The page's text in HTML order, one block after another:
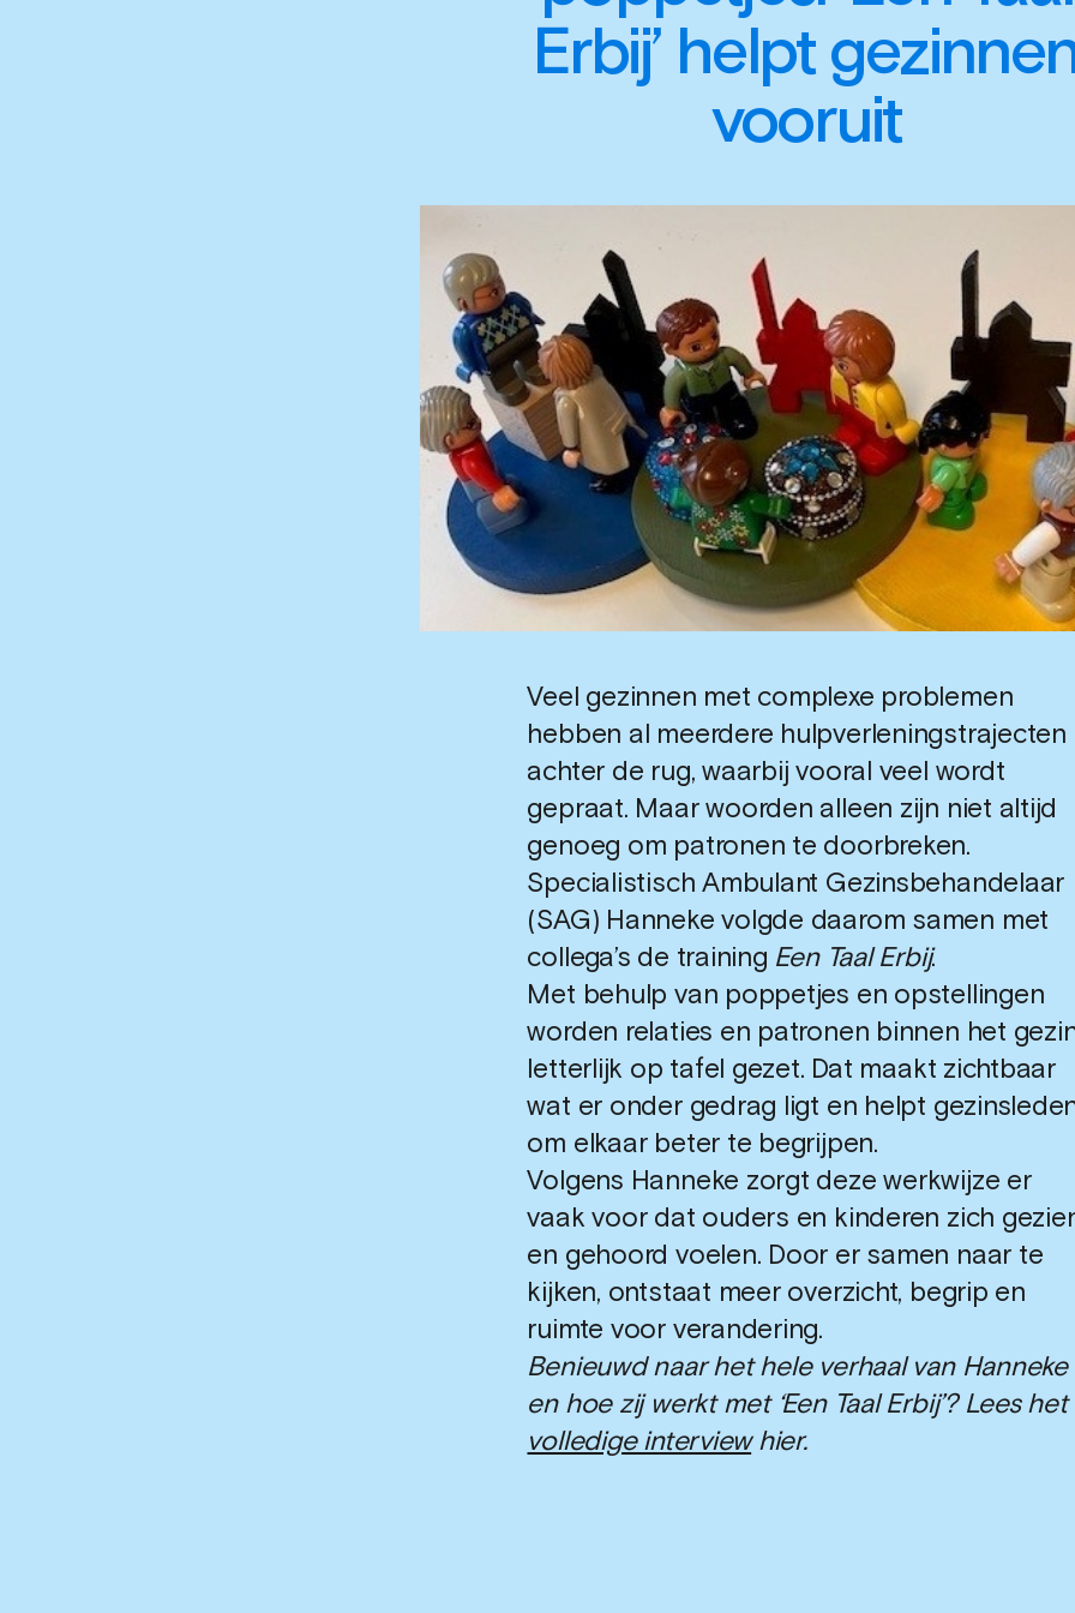
Erbij’ helpt
vooruit
Veel gezinnen met complexe problemen
hebben al meerdere hulpverleningstrajecten
achter de rug, waarbij vooral veel wordt
gepraat. Maar woorden alleen zijn niet altijd
genoeg om patronen te doorbreken.
Specialistisch Ambulant Gezinsbehandelaar
(SAG) Hanneke volgde daarom samen met
collega’s de training Een Taal Erbij.
Met behulp van poppetjes en opstellingen
worden relaties en patronen binnen het
letterlijk op tafel gezet. Dat maakt zichtbaar
wat er onder gedrag ligt en helpt
om elkaar beter te begrijpen.
Volgens Hanneke zorgt deze werkwijze er
vaak voor dat ouders en kinderen zich
en gehoord voelen. Door er samen naar te
kijken, ontstaat meer overzicht, begrip en
ruimte voor verandering.
Benieuwd naar het hele verhaal van Hanneke
en hoe zij werkt met ‘Een Taal Erbij’? Lees het
volledige interviewhier.